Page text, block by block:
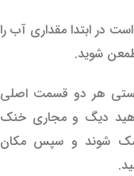
در ابتدا مقداری آب را
شوید.
هر دو قسمت اصلی
دیگ و مجاری خنک
شوند و سپس مکان